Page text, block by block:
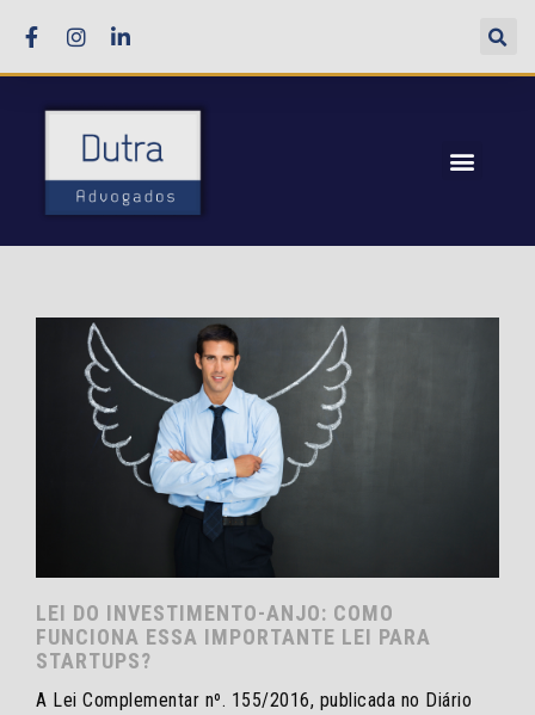
LEI DO INVESTIMENTO-ANJO: COMO
FUNCIONA ESSA IMPORTANTE LEI PARA
STARTUPS?
A Lei Complementar nº. 155/2016, publicada no Diário